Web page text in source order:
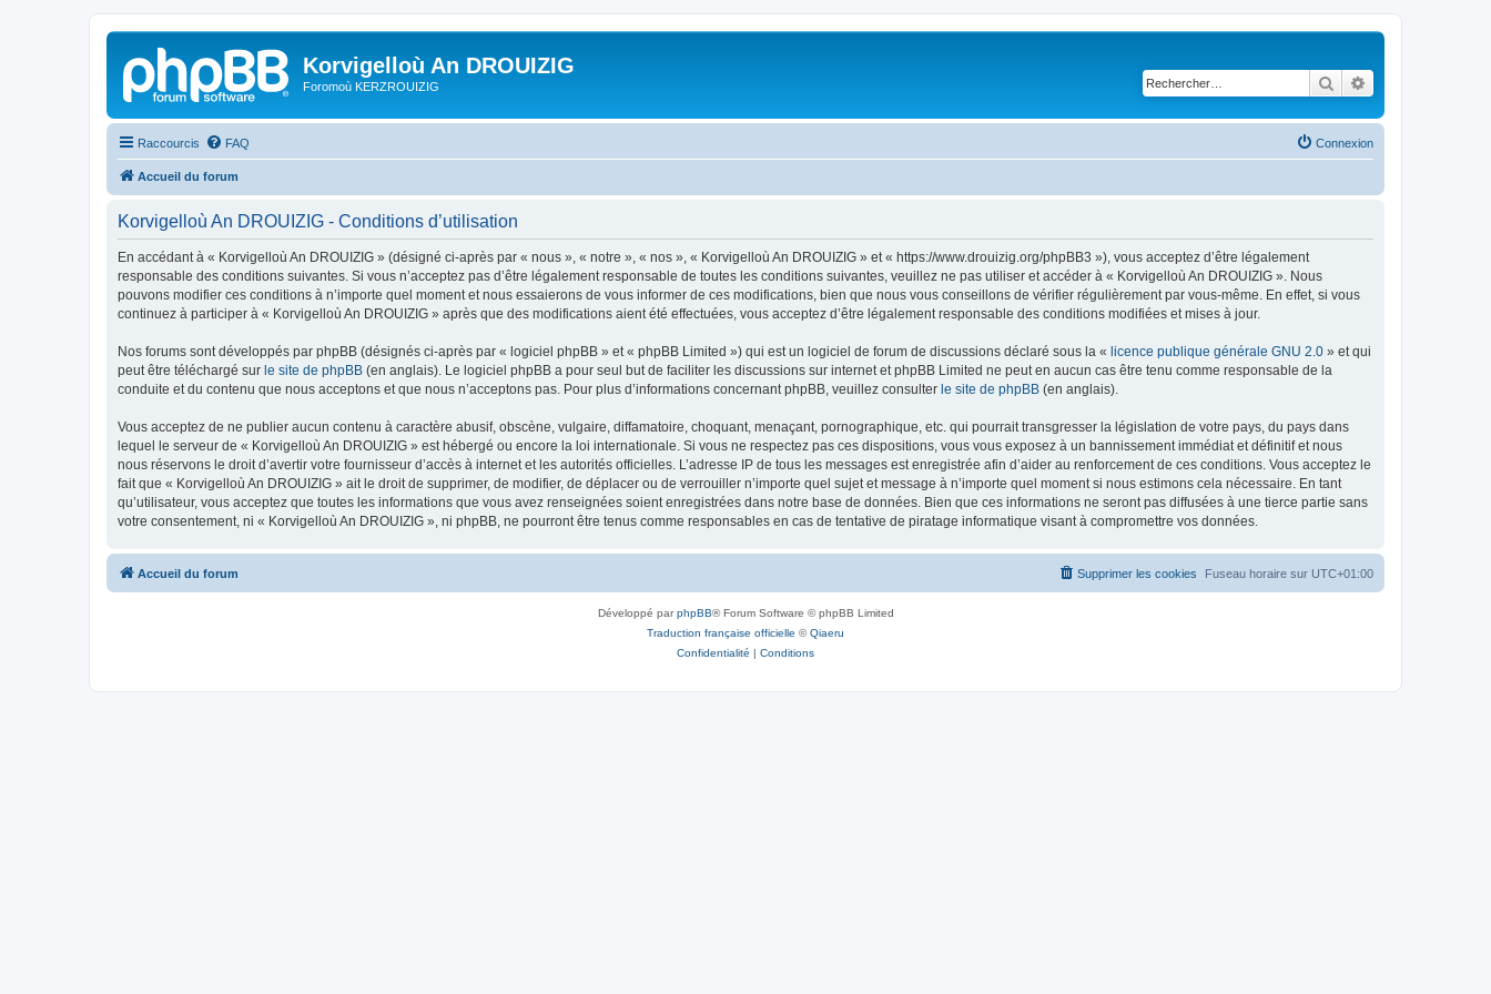
Korvigelloù An DROUIZIG
Foromoù KERZROUIZIG Rechercher
Raccourcis FAQ Connexion
Accueil du forum
Korvigelloù An DROUIZIG - Conditions d’utilisation
En accédant à « Korvigelloù An DROUIZIG » (désigné ci-après par « nous », « notre », « nos », « Korvigelloù An DROUIZIG » et « https://www.drouizig.org/phpBB3 »), vous acceptez d’être légalement
responsable des conditions suivantes. Si vous n’acceptez pas d’être légalement responsable de toutes les conditions suivantes, veuillez ne pas utiliser et accéder à « Korvigelloù An DROUIZIG ». Nous
pouvons modifier ces conditions à n’importe quel moment et nous essaierons de vous informer de ces modifications, bien que nous vous conseillons de vérifier régulièrement par vous-même. En effet, si vous
continuez à participer à « Korvigelloù An DROUIZIG » après que des modifications aient été effectuées, vous acceptez d’être légalement responsable des conditions modifiées et mises à jour.
Nos forums sont développés par phpBB (désignés ci-après par « logiciel phpBB » et « phpBB Limited ») qui est un logiciel de forum de discussions déclaré sous la « licence publique générale GNU 2.0 » et qui
peut être téléchargé sur le site de phpBB (en anglais). Le logiciel phpBB a pour seul but de faciliter les discussions sur internet et phpBB Limited ne peut en aucun cas être tenu comme responsable de la
conduite et du contenu que nous acceptons et que nous n’acceptons pas. Pour plus d’informations concernant phpBB, veuillez consulter le site de phpBB (en anglais).
Vous acceptez de ne publier aucun contenu à caractère abusif, obscène, vulgaire, diffamatoire, choquant, menaçant, pornographique, etc. qui pourrait transgresser la législation de votre pays, du pays dans
lequel le serveur de « Korvigelloù An DROUIZIG » est hébergé ou encore la loi internationale. Si vous ne respectez pas ces dispositions, vous vous exposez à un bannissement immédiat et définitif et nous
nous réservons le droit d’avertir votre fournisseur d’accès à internet et les autorités officielles. L’adresse IP de tous les messages est enregistrée afin d’aider au renforcement de ces conditions. Vous acceptez le
fait que « Korvigelloù An DROUIZIG » ait le droit de supprimer, de modifier, de déplacer ou de verrouiller n’importe quel sujet et message à n’importe quel moment si nous estimons cela nécessaire. En tant
qu’utilisateur, vous acceptez que toutes les informations que vous avez renseignées soient enregistrées dans notre base de données. Bien que ces informations ne seront pas diffusées à une tierce partie sans
votre consentement, ni « Korvigelloù An DROUIZIG », ni phpBB, ne pourront être tenus comme responsables en cas de tentative de piratage informatique visant à compromettre vos données.
Accueil du forum Fuseau horaire sur UTC+01:00
Supprimer les cookies
Développé parphpBB® Forum Software © phpBB Limited
Traduction française officielle ©Qiaeru
Confidentialité | Conditions